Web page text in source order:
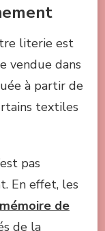
literie est
vendue dans
à partir de
textiles
pas
En effet, les
mémoire de
de la